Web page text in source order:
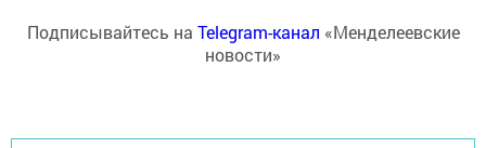
Подписывайтесь на Telegram-канал «Менделеевские
новости»